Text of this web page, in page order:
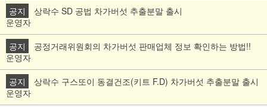
공지
상락수 SD 공법 차가버섯 추출분말 출시
운영자
공지
공정거래위원회의 차가버섯 판매업체 정보 확인하는 방법!!
운영자
공지
상락수 구스또이 동결건조(키트 F.D) 차가버섯 추출분말 출시
운영자